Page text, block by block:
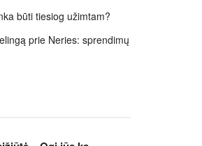
būti tiesiog užimtam?
prie Neries: sprendimų